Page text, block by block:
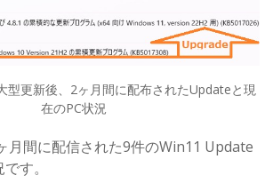
型更新後、2ヶ月間に配布されたUpdateと現
在のPC状況
月間に配信された9件のWin11 Update
す。